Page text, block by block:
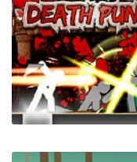
Darksiders